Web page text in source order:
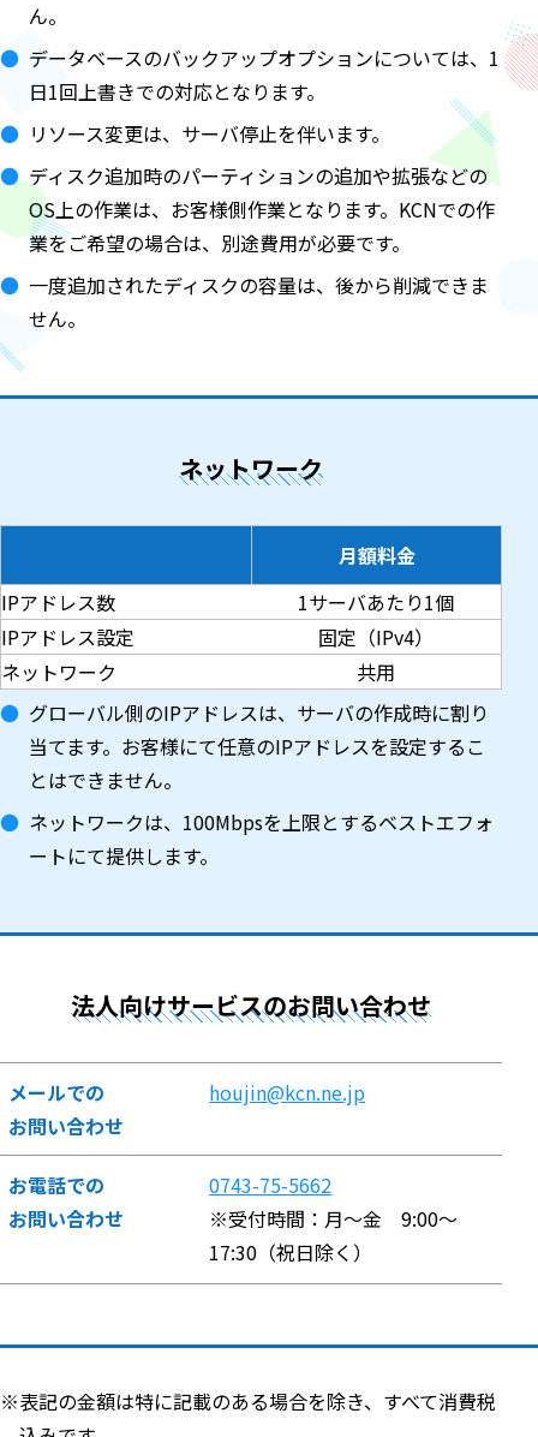
ん。
データベースのバックアップオプションについては、1
日1回上書きでの対応となります。
リソース変更は、サーバ停止を伴います。
ディスク追加時のパーティションの追加や拡張などの
OS上の作業は、お客様側作業となります。KCNでの作
業をご希望の場合は、別途費用が必要です。
一度追加されたディスクの容量は、後から削減できま
せん。
ネットワーク
月額料金
IPアドレス数
1サーバあたり1個
IPアドレス設定
固定（IPv4）
ネットワーク
共用
グローバル側のIPアドレスは、サーバの作成時に割り
当てます。お客様にて任意のIPアドレスを設定するこ
とはできません。
ネットワークは、100Mbpsを上限とするベストエフォ
ートにて提供します。
法人向けサービスのお問い合わせ
メールでの
お問い合わせ
houjin@kcn.ne.jp
お電話での
お問い合わせ
0743-75-5662
※受付時間：月～金 9:00～
17:30（祝日除く）
※表記の金額は特に記載のある場合を除き、すべて消費税